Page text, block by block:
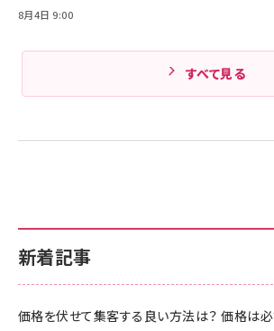
新着記事
価格を伏せて集客する良い方法は？ 価格は必
8月4日 9:00
すべて見る